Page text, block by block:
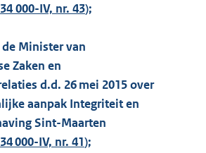
34 000-IV, nr. 43);
Minister van
Zaken en
d.d. 26 mei 2015 over
aanpak Integriteit en
Sint-Maarten
34 000-IV, nr. 41);